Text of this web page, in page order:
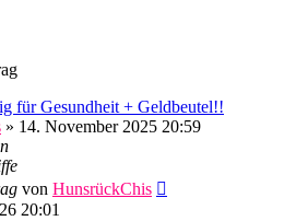
für Gesundheit + Geldbeutel!!
» 14. November 2025 20:59
von HunsrückChis
20:01